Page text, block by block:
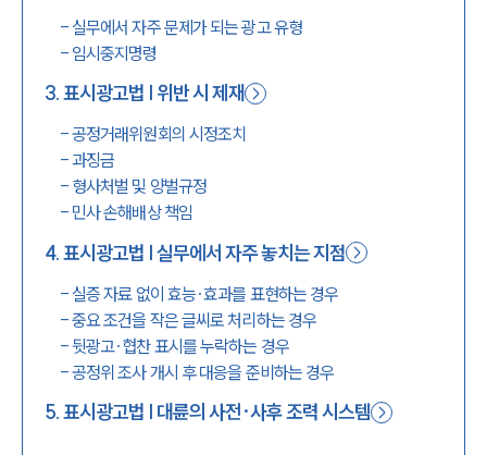
-실무에서 자주 문제가 되는 광고 유형
- 임시중지명령
3.표시광고법 | 위반 시 제재
-공정거래위원회의 시정조치
-과징금
- 형사처벌 및 양벌규정
- 민사 손해배상 책임
4.표시광고법 | 실무에서 자주 놓치는 지점
-실증 자료 없이 효능·효과를 표현하는 경우
-중요 조건을 작은 글씨로 처리하는 경우
-뒷광고·협찬 표시를 누락하는 경우
-공정위 조사 개시 후 대응을 준비하는 경우
5.표시광고법 | 대륜의 사전·사후 조력 시스템